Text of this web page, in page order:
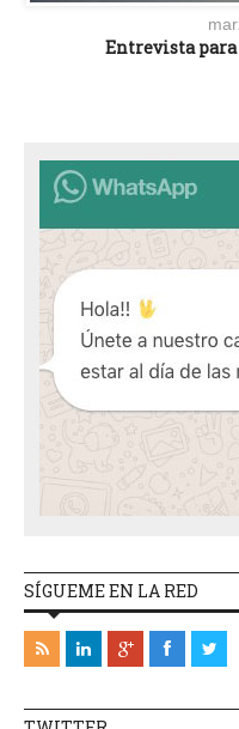
Entrevista
SÍGUEME EN LA RED